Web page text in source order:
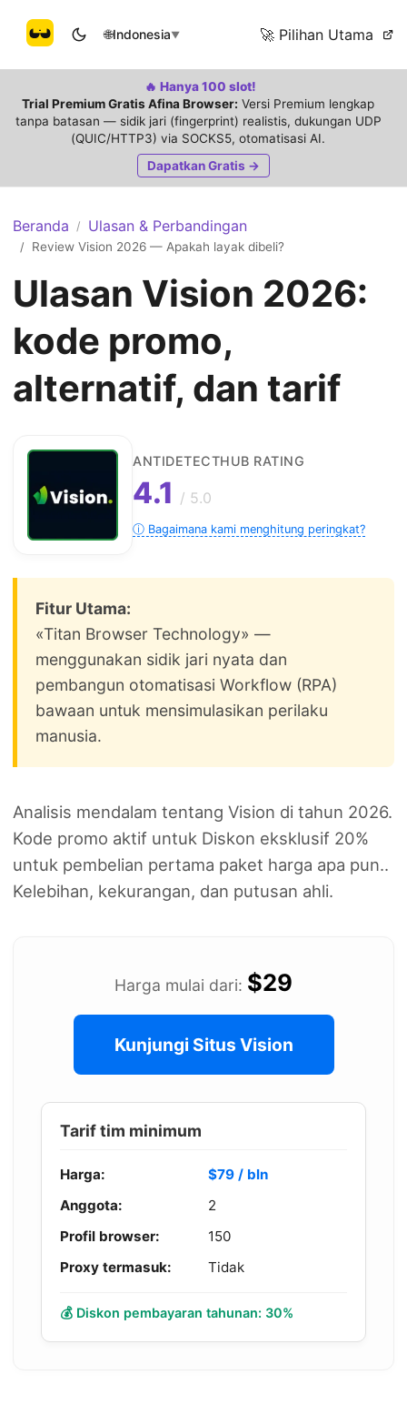
🌐Indonesia▼ 🚀 Pilihan Utama
🔥 Hanya 100 slot!
Trial Premium Gratis Afina Browser: Versi Premium lengkap
tanpa batasan — sidik jari (fingerprint) realistis, dukungan UDP
(QUIC/HTTP3) via SOCKS5, otomatisasi AI.
Dapatkan Gratis →
Beranda / Ulasan & Perbandingan
/ Review Vision 2026 — Apakah layak dibeli?
Ulasan Vision 2026:
kode promo,
alternatif, dan tarif
ANTIDETECTHUB RATING
4.1 / 5.0
ⓘ Bagaimana kami menghitung peringkat?
Fitur Utama:
«Titan Browser Technology» —
menggunakan sidik jari nyata dan
pembangun otomatisasi Workflow (RPA)
bawaan untuk mensimulasikan perilaku
manusia.
Analisis mendalam tentang Vision di tahun 2026.
Kode promo aktif untuk Diskon eksklusif 20%
untuk pembelian pertama paket harga apa pun..
Kelebihan, kekurangan, dan putusan ahli.
Harga mulai dari: $29
Kunjungi Situs Vision
Tarif tim minimum
Harga:
$79 / bln
Anggota:
2
Profil browser:
150
Proxy termasuk:
Tidak
💰 Diskon pembayaran tahunan: 30%